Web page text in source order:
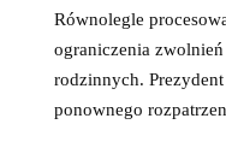
Równolegle
ograniczenia
rodzinnych.
ponownego